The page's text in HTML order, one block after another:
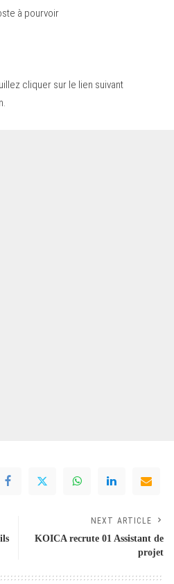
à pourvoir
cliquer sur le lien suivant
.
NEXT ARTICLE
KOICA recrute 01 Assistant de
projet